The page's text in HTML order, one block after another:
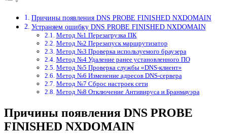
Причины появления DNS PROBE FINISHED NXDOMAIN
Устраняем ошибку DNS PROBE FINISHED NXDOMAIN
Метод №1 Перезагрузка ПК
Метод №2 Перезапуск маршрутизатор
Метод №3 Проверка используемого браузера
Метод №4 Удаление ранее установленного ПО
Метод №5 Проверка службы «DNS-клиент»
Метод №6 Изменение адресов DNS-сервера
Метод №7 Сброс настроек сети
Метод №8 Отключение Антивируса и Бранмауэра
Причины появления DNS PROBE
FINISHED NXDOMAIN